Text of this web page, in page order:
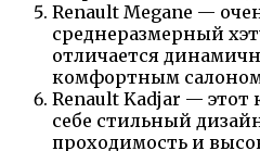
Renault Megane —
среднеразмерный
отличается
комфортным
Renault Kadjar — этот
себе стильный
проходимость и